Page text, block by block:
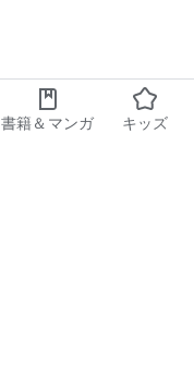
書籍＆マンガ キッズ